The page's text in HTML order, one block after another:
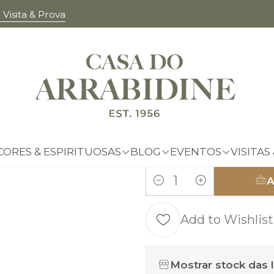
& ESPIRITUOSAS BLOG EVENTOS VISITAS
& Prova
|
TAMANHO
Quantity
Add to Wishlist
Mostrar stock das